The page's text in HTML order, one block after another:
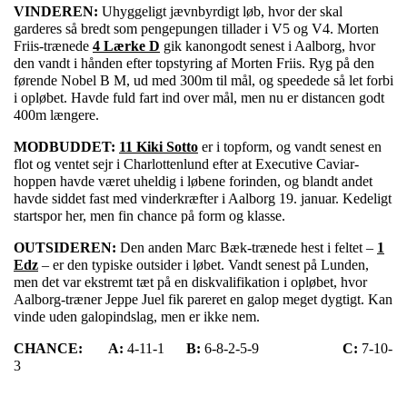
VINDEREN: Uhyggeligt jævnbyrdigt løb, hvor der skal
garderes så bredt som pengepungen tillader i V5 og V4. Morten
Friis-trænede 4 Lærke D gik kanongodt senest i Aalborg, hvor
den vandt i hånden efter topstyring af Morten Friis. Ryg på den
førende Nobel B M, ud med 300m til mål, og speedede så let forbi
i opløbet. Havde fuld fart ind over mål, men nu er distancen godt
400m længere.
MODBUDDET: 11 Kiki Sotto er i topform, og vandt senest en
flot og ventet sejr i Charlottenlund efter at Executive Caviar-
hoppen havde været uheldig i løbene forinden, og blandt andet
havde siddet fast med vinderkræfter i Aalborg 19. januar. Kedeligt
startspor her, men fin chance på form og klasse.
OUTSIDEREN: Den anden Marc Bæk-trænede hest i feltet – 1
Edz – er den typiske outsider i løbet. Vandt senest på Lunden,
men det var ekstremt tæt på en diskvalifikation i opløbet, hvor
Aalborg-træner Jeppe Juel fik pareret en galop meget dygtigt. Kan
vinde uden galopindslag, men er ikke nem.
CHANCE: A: 4-11-1 B: 6-8-2-5-9 C: 7-10-
3